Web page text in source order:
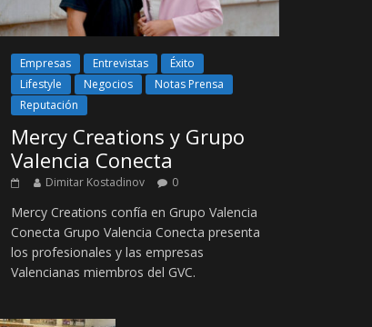
Empresas Entrevistas
Éxito
Lifestyle
Negocios
Notas Prensa
Reputación
Mercy Creations y Grupo
Valencia Conecta
Dimitar Kostadinov 0
Mercy Creations confía en Grupo Valencia
Conecta Grupo Valencia Conecta presenta
los profesionales y las empresas
Valencianas miembros del GVC.